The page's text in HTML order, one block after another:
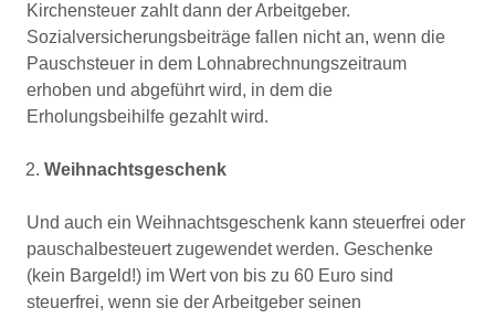
Kirchensteuer zahlt dann der Arbeitgeber.
Sozialversicherungsbeiträge fallen nicht an, wenn die
Pauschsteuer in dem Lohnabrechnungszeitraum
erhoben und abgeführt wird, in dem die
Erholungsbeihilfe gezahlt wird.
Weihnachtsgeschenk
Und auch ein Weihnachtsgeschenk kann steuerfrei oder
pauschalbesteuert zugewendet werden. Geschenke
(kein Bargeld!) im Wert von bis zu 60 Euro sind
steuerfrei, wenn sie der Arbeitgeber seinen